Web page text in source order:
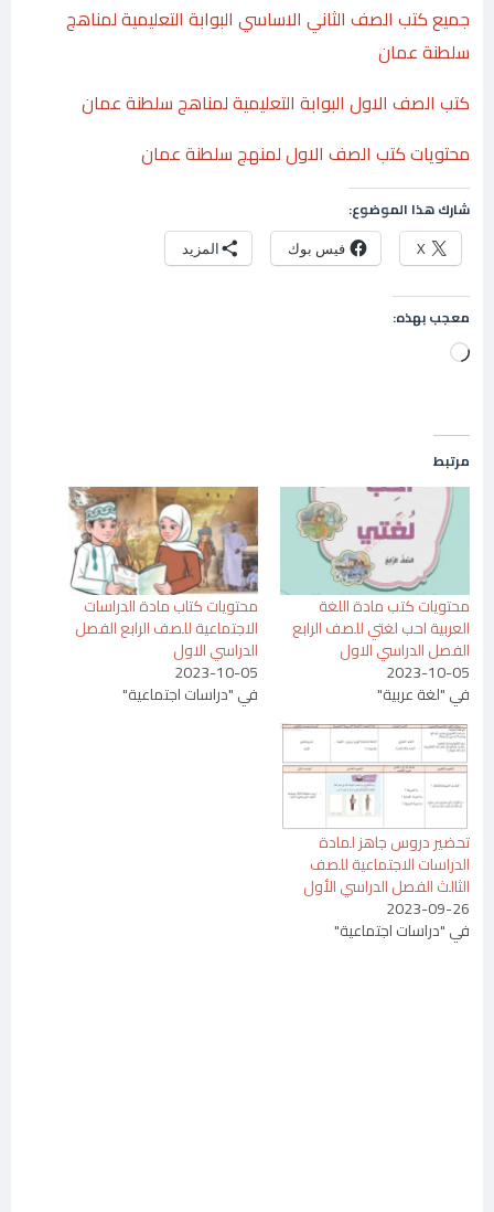
جميع كتب الصف الثاني الاساسي البوابة التعليمية لمناهج
سلطنة عمان
كتب الصف الاول البوابة التعليمية لمناهج سلطنة عمان
محتويات كتب الصف الاول لمنهج سلطنة عمان
شارك هذا الموضوع:
X فيس بوك المزيد
معجب بهذه:
جاري
مرتبط
محتويات كتب مادة اللغة
العربية احب لغتي للصف الرابع
الفصل الدراسي الاول
2023-10-05
في "لغة عربية"
محتويات كتاب مادة الدراسات
الاجتماعية للصف الرابع الفصل
الدراسي الاول
2023-10-05
في "دراسات اجتماعية"
تحضير دروس جاهز لمادة
الدراسات الاجتماعية للصف
الثالث الفصل الدراسي الأول
2023-09-26
في "دراسات اجتماعية"